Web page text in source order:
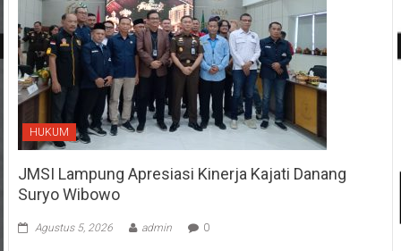
HUKUM
JMSI Lampung Apresiasi Kinerja Kajati Danang
Suryo Wibowo
Agustus 5, 2026 admin 0